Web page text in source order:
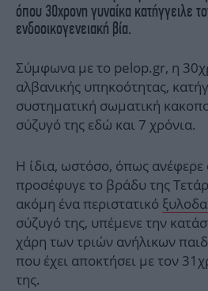
όπου 30χρονη γυναίκα κατήγγειλε
ενδοοικογενειακή βία.
Σύμφωνα με το pelop.gr, η
αλβανικής υπηκοότητας,
συστηματική σωματική
σύζυγό της εδώ και 7 χρόνια.
Η ίδια, ωστόσο, όπως ανέφερε
προσέφυγε το βράδυ της
ακόμη ένα περιστατικό
σύζυγό της, υπέμενε την
χάρη των τριών ανήλικων
που έχει αποκτήσει με τον
της.